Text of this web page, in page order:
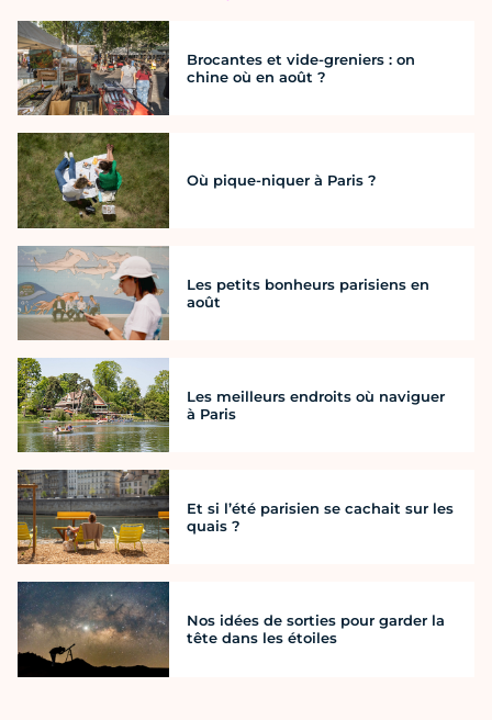
Brocantes et vide-greniers : on
chine où en août ?
Où pique-niquer à Paris ?
Les petits bonheurs parisiens en
août
Les meilleurs endroits où naviguer
à Paris
Et si l’été parisien se cachait sur les
quais ?
Nos idées de sorties pour garder la
tête dans les étoiles